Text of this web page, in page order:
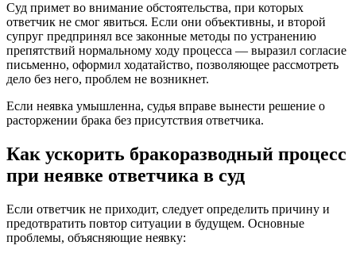
Суд примет во внимание обстоятельства, при которых
ответчик не смог явиться. Если они объективны, и второй
супруг предпринял все законные методы по устранению
препятствий нормальному ходу процесса — выразил согласие
письменно, оформил ходатайство, позволяющее рассмотреть
дело без него, проблем не возникнет.
Если неявка умышленна, судья вправе вынести решение о
расторжении брака без присутствия ответчика.
Как ускорить бракоразводный процесс
при неявке ответчика в суд
Если ответчик не приходит, следует определить причину и
предотвратить повтор ситуации в будущем. Основные
проблемы, объясняющие неявку: